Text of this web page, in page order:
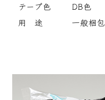
テープ色
DB色
用 途
一般梱包